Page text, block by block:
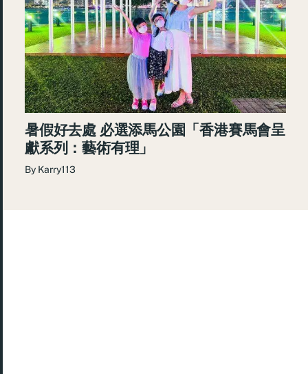
暑假好去處 必選添馬公園「香港賽馬會呈
獻系列：藝術有理」
By Karry113